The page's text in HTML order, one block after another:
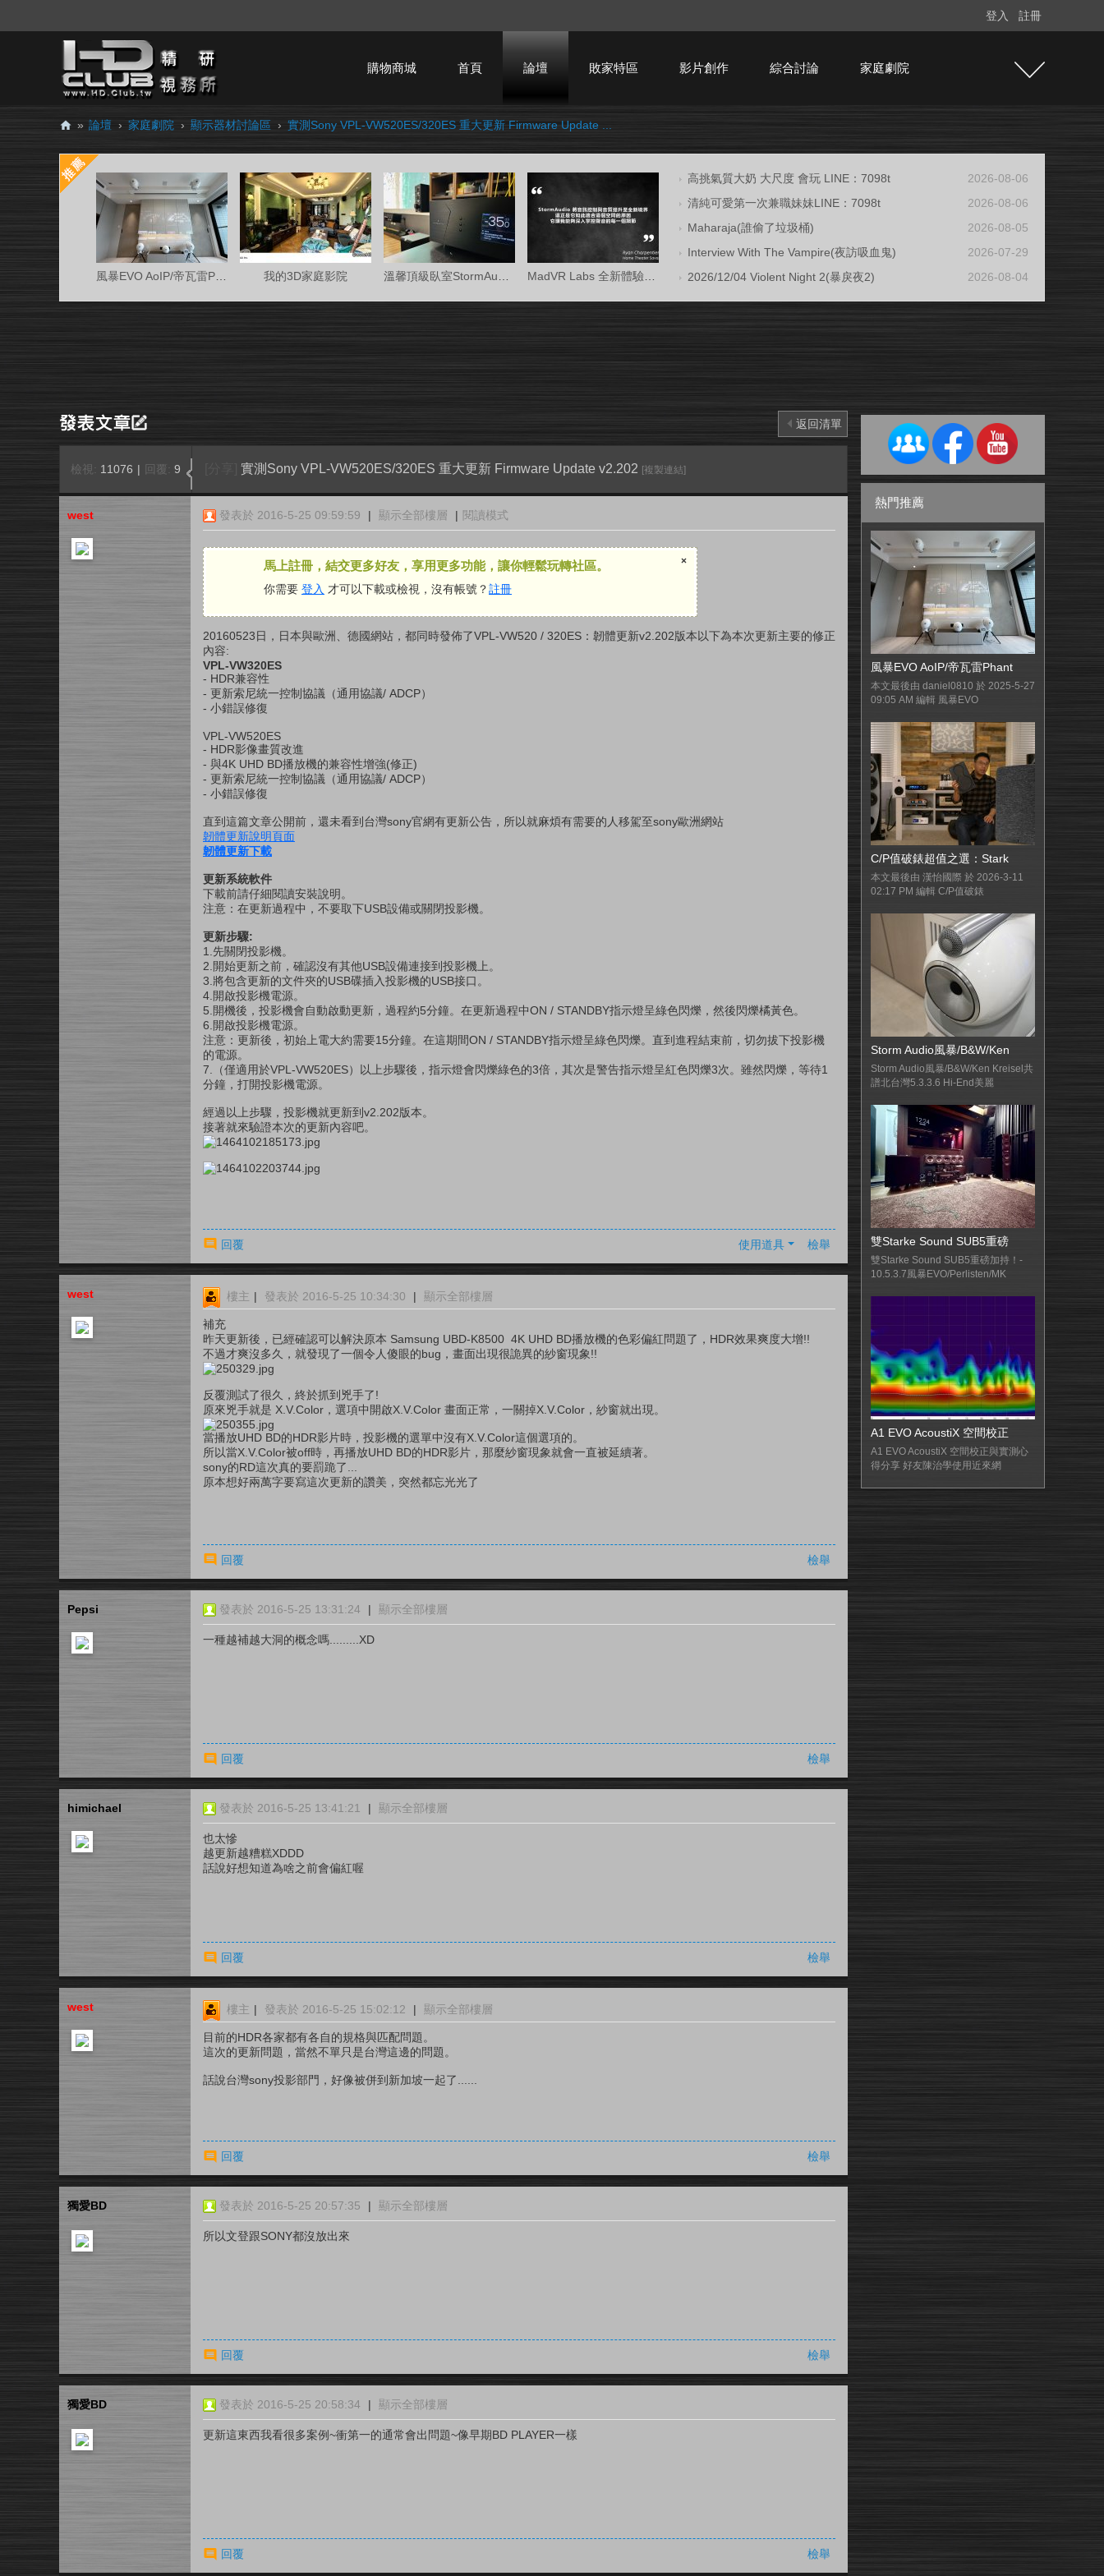
登入 註冊
購物商城 首頁 論壇 敗家特區 影片創作 綜合討論 家庭劇院
D.
Cl
» 論壇 › 家庭劇院 › 顯示器材討論區 › 實測Sony VPL-VW520ES/320ES 重大更新 Firmware Update ...
我的3D家庭影院
高挑氣質大奶 大尺度 會玩 LINE：7098t
2026-08-06
清純可愛第一次兼職妹妹LINE：7098t
2026-08-06
Maharaja(誰偷了垃圾桶)
2026-08-05
Interview With The Vampire(夜訪吸血鬼)
2026-07-29
2026/12/04 Violent Night 2(暴戾夜2)
2026-08-04
返回清單
檢視: 11076 | 回覆: 9 實測Sony VPL-VW520ES/320ES 重大更新 Firmware Update v2.202 [複製連結]
west 發表於 2016-5-25 09:59:59 | 顯示全部樓層 | 閱讀模式
馬上註冊，結交更多好友，享用更多功能，讓你輕鬆玩轉社區。
你需要 登入 才可以下載或檢視，沒有帳號？註冊
×
20160523日，日本與歐洲、德國網站，都同時發佈了VPL-VW520 / 320ES：韌體更新v2.202版本以下為本次更新主要的修正
內容:
VPL-VW320ES
- HDR兼容性
- 更新索尼統一控制協議（通用協議/ ADCP）
- 小錯誤修復
VPL-VW520ES
- HDR影像畫質改進
- 與4K UHD BD播放機的兼容性增強(修正)
- 更新索尼統一控制協議（通用協議/ ADCP）
- 小錯誤修復
直到這篇文章公開前，還未看到台灣sony官網有更新公告，所以就麻煩有需要的人移駕至sony歐洲網站
韌體更新說明頁面
韌體更新下載
更新系統軟件
下載前請仔細閱讀安裝說明。
注意：在更新過程中，不要取下USB設備或關閉投影機。
更新步驟:
1.先關閉投影機。
2.開始更新之前，確認沒有其他USB設備連接到投影機上。
3.將包含更新的文件夾的USB碟插入投影機的USB接口。
4.開啟投影機電源。
5.開機後，投影機會自動啟動更新，過程約5分鐘。在更新過程中ON / STANDBY指示燈呈綠色閃爍，然後閃爍橘黃色。
6.開啟投影機電源。
注意：更新後，初始上電大約需要15分鐘。在這期間ON / STANDBY指示燈呈綠色閃爍。直到進程結束前，切勿拔下投影機
的電源。
7.（僅適用於VPL-VW520ES）以上步驟後，指示燈會閃爍綠色的3倍，其次是警告指示燈呈紅色閃爍3次。雖然閃爍，等待1
分鐘，打開投影機電源。
經過以上步驟，投影機就更新到v2.202版本。
接著就來驗證本次的更新內容吧。
回覆 使用道具 檢舉
west 樓主 | 發表於 2016-5-25 10:34:30 | 顯示全部樓層
補充
昨天更新後，已經確認可以解決原本 Samsung UBD-K8500 4K UHD BD播放機的色彩偏紅問題了，HDR效果爽度大增!!
不過才爽沒多久，就發現了一個令人傻眼的bug，畫面出現很詭異的紗窗現象!!
反覆測試了很久，終於抓到兇手了!
原來兇手就是 X.V.Color，選項中開啟X.V.Color 畫面正常，一關掉X.V.Color，紗窗就出現。
當播放UHD BD的HDR影片時，投影機的選單中沒有X.V.Color這個選項的。
所以當X.V.Color被off時，再播放UHD BD的HDR影片，那麼紗窗現象就會一直被延續著。
sony的RD這次真的要罰跪了...
原本想好兩萬字要寫這次更新的讚美，突然都忘光光了
回覆 檢舉
Pepsi 發表於 2016-5-25 13:31:24 | 顯示全部樓層
一種越補越大洞的概念嗎.........XD
回覆 檢舉
himichael 發表於 2016-5-25 13:41:21 | 顯示全部樓層
也太慘
越更新越糟糕XDDD
話說好想知道為啥之前會偏紅喔
回覆 檢舉
west 樓主 | 發表於 2016-5-25 15:02:12 | 顯示全部樓層
目前的HDR各家都有各自的規格與匹配問題。
這次的更新問題，當然不單只是台灣這邊的問題。
話說台灣sony投影部門，好像被併到新加坡一起了......
回覆 檢舉
獨愛BD 發表於 2016-5-25 20:57:35 | 顯示全部樓層
所以文登跟SONY都沒放出來
回覆 檢舉
獨愛BD 發表於 2016-5-25 20:58:34 | 顯示全部樓層
更新這東西我看很多案例~衝第一的通常會出問題~像早期BD PLAYER一樣
回覆 檢舉
熱門推薦
風暴EVO AoIP/帝瓦雷Phant
本文最後由 daniel0810 於 2025-5-27
09:05 AM 編輯 風暴EVO
C/P值破錶超值之選：Stark
本文最後由 漢怡國際 於 2026-3-11
02:17 PM 編輯 C/P值破錶
Storm Audio風暴/B&W/Ken
Storm Audio風暴/B&W/Ken Kreisel共
譜北台灣5.3.3.6 Hi-End美麗
雙Starke Sound SUB5重磅
雙Starke Sound SUB5重磅加持！-
10.5.3.7風暴EVO/Perlisten/MK
A1 EVO AcoustiX 空間校正
A1 EVO AcoustiX 空間校正與實測心
得分享 好友陳治學使用近來網